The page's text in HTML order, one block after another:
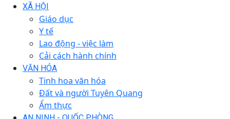
XÃ HỘI
Giáo dục
Y tế
Lao động - việc làm
Cải cách hành chính
VĂN HÓA
Tinh hoa văn hóa
Đất và người Tuyên Quang
Ẩm thực